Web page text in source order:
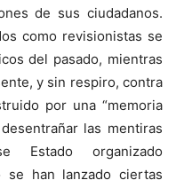
de sus ciudadanos.
como revisionistas se
del pasado, mientras
y sin respiro, contra
por una “memoria
las mentiras
organizado
se han lanzado ciertas